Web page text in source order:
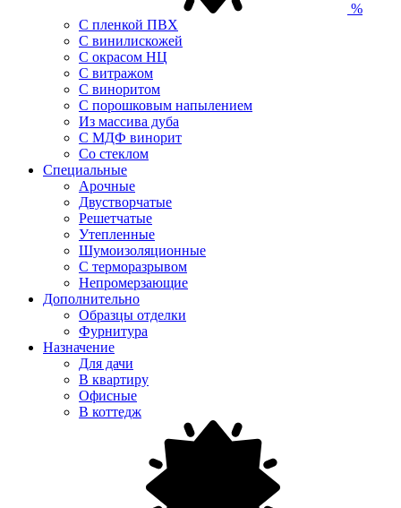
%
С пленкой ПВХ
С винилискожей
С окрасом НЦ
С витражом
С виноритом
С порошковым напылением
Из массива дуба
С МДФ винорит
Со стеклом
Специальные
Арочные
Двустворчатые
Решетчатые
Утепленные
Шумоизоляционные
С терморазрывом
Непромерзающие
Дополнительно
Образцы отделки
Фурнитура
Назначение
Для дачи
В квартиру
Офисные
В коттедж